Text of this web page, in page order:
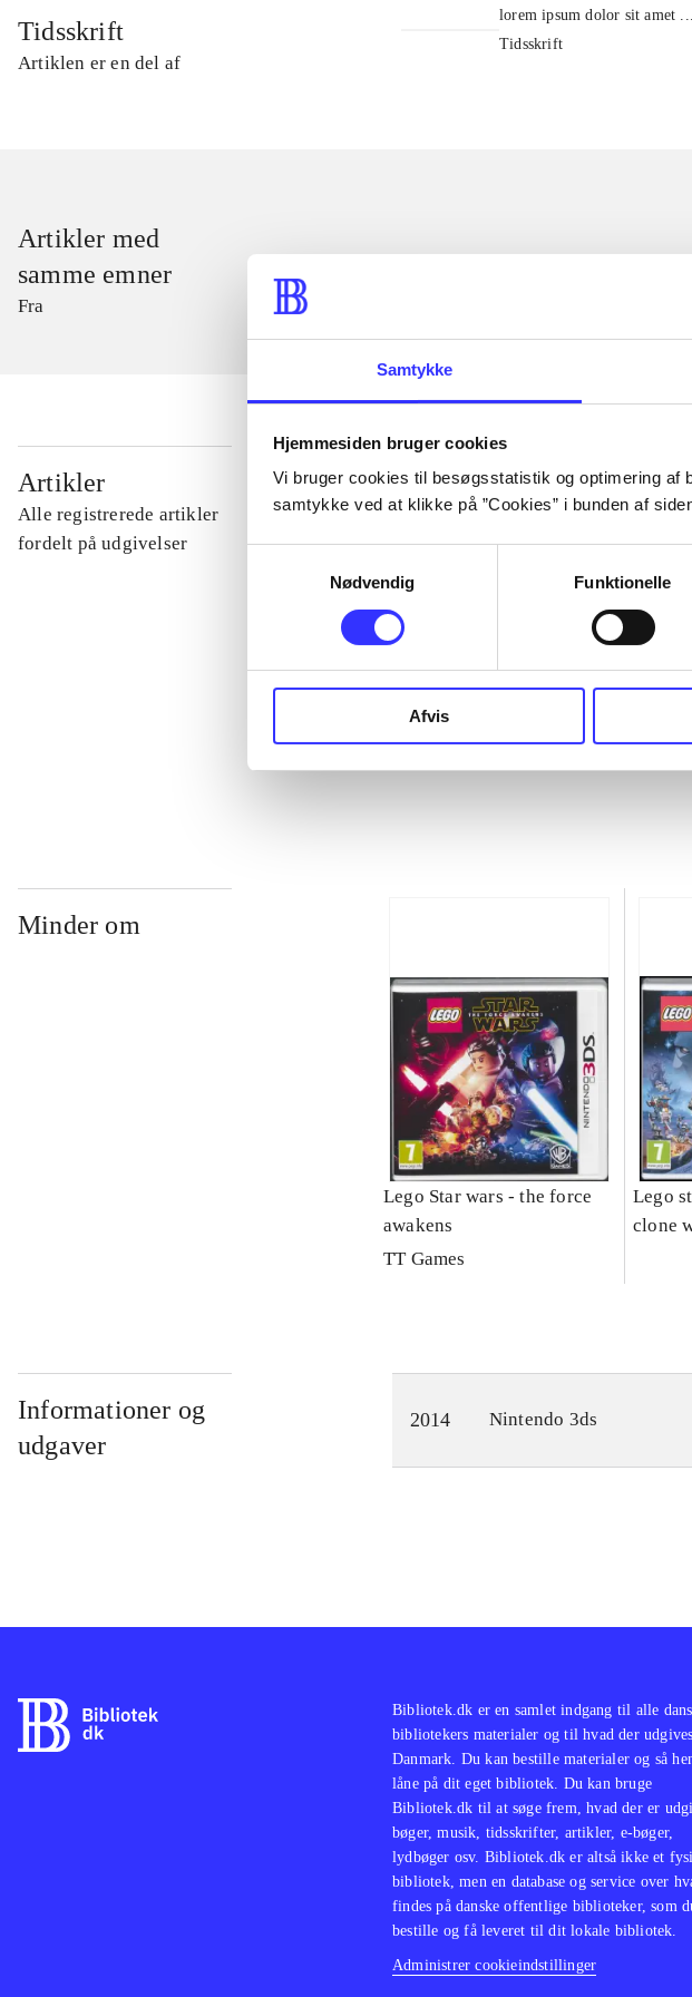
Samtykke
Hjemmesiden bruger cookies
Vi bruger cookies til besøgsstatistik og optimering
samtykke ved at klikke på ”Cookies” i bunden af
Nødvendig
Funktionelle
Afvis
Tidsskrift
Artiklen er en del af
lorem ipsum dolor sit amet ...
Tidsskrift
Artikler med
samme emner
Fra
Artikler
Alle registrerede artikler
fordelt på udgivelser
...
...
Minder om
Lego Star wars - the force
awakens
TT Games
Lego
clone
Informationer og
udgaver
2014 Nintendo 3ds
Bibliotek.dk er en samlet indgang til alle
bibliotekers materialer og til hvad der
Danmark. Du kan bestille materialer og så
låne på dit eget bibliotek. Du kan bruge
Bibliotek.dk til at søge frem, hvad der er
bøger, musik, tidsskrifter, artikler, e-bøger,
lydbøger osv. Bibliotek.dk er altså ikke et
bibliotek, men en database og service over
findes på danske offentlige biblioteker, som
bestille og få leveret til dit lokale bibliotek.
Administrer cookieindstillinger